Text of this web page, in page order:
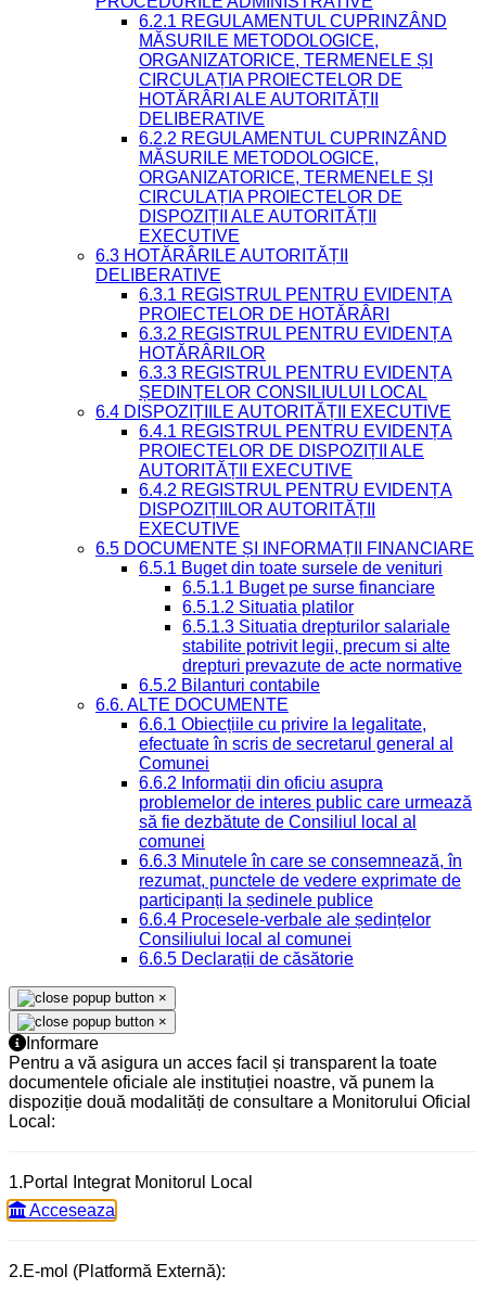
6.2.1 REGULAMENTUL CUPRINZÂND
MĂSURILE METODOLOGICE,
ORGANIZATORICE, TERMENELE ȘI
CIRCULAȚIA PROIECTELOR DE
HOTĂRÂRI ALE AUTORITĂȚII
DELIBERATIVE
6.2.2 REGULAMENTUL CUPRINZÂND
MĂSURILE METODOLOGICE,
ORGANIZATORICE, TERMENELE ȘI
CIRCULAȚIA PROIECTELOR DE
DISPOZIȚII ALE AUTORITĂȚII
EXECUTIVE
6.3 HOTĂRÂRILE AUTORITĂȚII
DELIBERATIVE
6.3.1 REGISTRUL PENTRU EVIDENȚA
PROIECTELOR DE HOTĂRÂRI
6.3.2 REGISTRUL PENTRU EVIDENȚA
HOTĂRÂRILOR
6.3.3 REGISTRUL PENTRU EVIDENȚA
ȘEDINȚELOR CONSILIULUI LOCAL
6.4 DISPOZIȚIILE AUTORITĂȚII EXECUTIVE
6.4.1 REGISTRUL PENTRU EVIDENȚA
PROIECTELOR DE DISPOZIȚII ALE
AUTORITĂȚII EXECUTIVE
6.4.2 REGISTRUL PENTRU EVIDENȚA
DISPOZIȚIILOR AUTORITĂȚII
EXECUTIVE
6.5 DOCUMENTE ȘI INFORMAȚII FINANCIARE
6.5.1 Buget din toate sursele de venituri
6.5.1.1 Buget pe surse financiare
6.5.1.2 Situatia platilor
6.5.1.3 Situatia drepturilor salariale
stabilite potrivit legii, precum si alte
drepturi prevazute de acte normative
6.5.2 Bilanturi contabile
6.6. ALTE DOCUMENTE
6.6.1 Obiecțiile cu privire la legalitate,
efectuate în scris de secretarul general al
Comunei
6.6.2 Informații din oficiu asupra
problemelor de interes public care urmează
să fie dezbătute de Consiliul local al
comunei
6.6.3 Minutele în care se consemnează, în
rezumat, punctele de vedere exprimate de
participanți la ședinele publice
6.6.4 Procesele-verbale ale ședințelor
Consiliului local al comunei
6.6.5 Declarații de căsătorie
×
×
Informare
Pentru a vă asigura un acces facil și transparent la toate
documentele oficiale ale instituției noastre, vă punem la
dispoziție două modalități de consultare a Monitorului Oficial
Local:
1.Portal Integrat Monitorul Local
Acceseaza
2.E-mol (Platformă Externă):